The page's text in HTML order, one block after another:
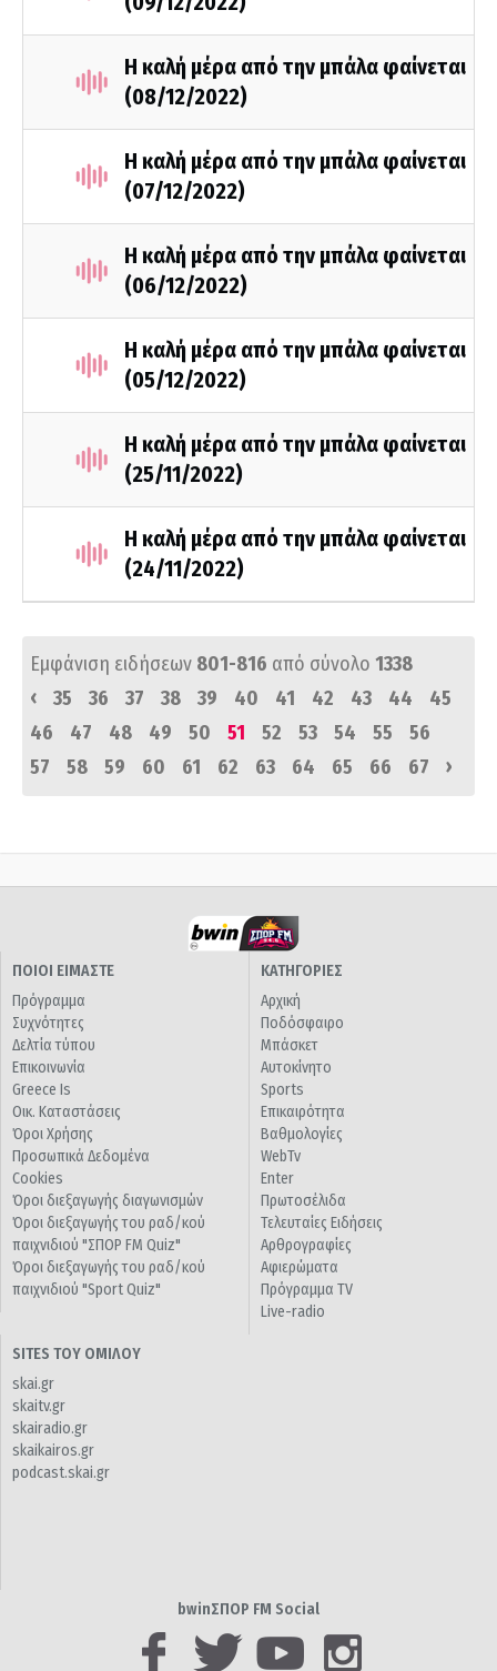
Η καλή μέρα από την μπάλα φαίνεται
(08/12/2022)
Η καλή μέρα από την μπάλα φαίνεται
(07/12/2022)
Η καλή μέρα από την μπάλα φαίνεται
(06/12/2022)
Η καλή μέρα από την μπάλα φαίνεται
(05/12/2022)
Η καλή μέρα από την μπάλα φαίνεται
(25/11/2022)
Η καλή μέρα από την μπάλα φαίνεται
(24/11/2022)
Εμφάνιση ειδήσεων 801-816 από σύνολο 1338
‹
35 36 37 38 39 40 41 42 43 44
45
46
47 48 49 50 51 52 53 54 55
56
57
58 59 60 61 62 63 64 65 66 67 ›
ΠΟΙΟΙ ΕΙΜΑΣΤΕ
Πρόγραμμα
Συχνότητες
Δελτία τύπου
Επικοινωνία
Greece Is
Οικ. Καταστάσεις
Όροι Χρήσης
Προσωπικά Δεδομένα
Cookies
Όροι διεξαγωγής διαγωνισμών
Όροι διεξαγωγής του ραδ/κού
παιχνιδιού "ΣΠΟΡ FM Quiz"
Όροι διεξαγωγής του ραδ/κού
παιχνιδιού "Sport Quiz"
ΚΑΤΗΓΟΡΙΕΣ
Αρχική
Ποδόσφαιρο
Μπάσκετ
Αυτοκίνητο
Sports
Επικαιρότητα
Βαθμολογίες
WebTv
Enter
Πρωτοσέλιδα
Τελευταίες Ειδήσεις
Αρθρογραφίες
Αφιερώματα
Πρόγραμμα TV
Live-radio
SITES ΤΟΥ ΟΜΙΛΟΥ
skai.gr
skaitv.gr
skairadio.gr
skaikairos.gr
podcast.skai.gr
bwinΣΠΟΡ FM Social